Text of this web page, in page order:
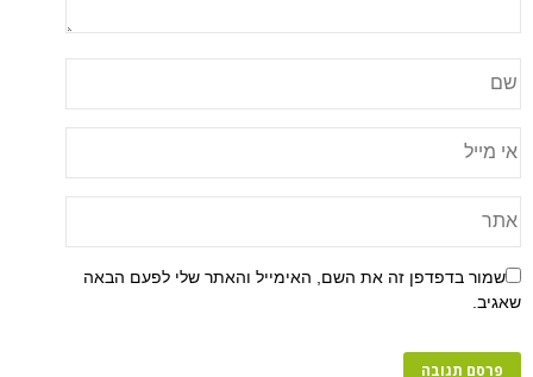
שמור בדפדפן זה את השם, האימייל והאתר שלי לפעם הבאה
שאגיב.